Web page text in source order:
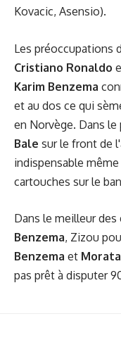
Kovacic, Asensio).
Les préoccupations
Cristiano Ronaldo
Karim Benzema
et au dos ce qui
en Norvège. Dans le
Bale sur le front de
indispensable
cartouches sur le
Dans le meilleur
Benzema, Zizou
Benzema et Morata
pas prêt à disputer